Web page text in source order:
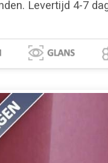
Levertijd 4-7